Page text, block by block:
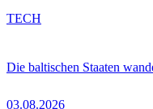
Die baltischen Staaten
03.08.2026
TECH